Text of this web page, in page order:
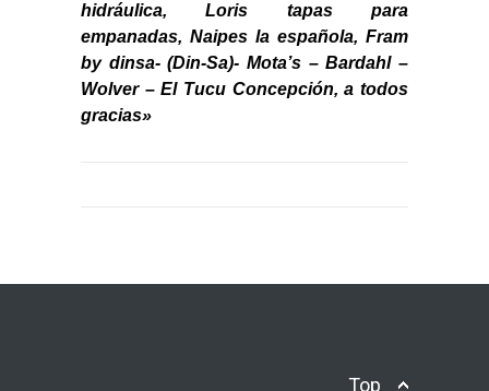
hidráulica, Loris tapas para
empanadas, Naipes la española, Fram
by dinsa- (Din-Sa)- Mota’s – Bardahl –
Wolver – El Tucu Concepción, a todos
gracias»
Top